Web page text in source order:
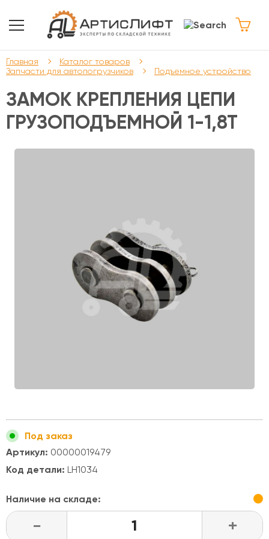
Главная
Каталог товаров
Запчасти для автопогрузчиков
Подъемное устройство
ЗАМОК КРЕПЛЕНИЯ ЦЕПИ
ГРУЗОПОДЪЕМНОЙ 1-1,8Т
Под заказ
Артикул: 00000019479
Код детали: LH1034
Наличие на складе:
- +